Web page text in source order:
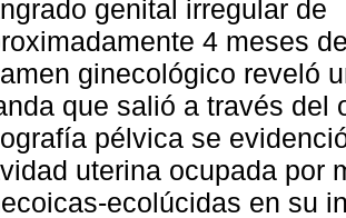
genital irregular de
4 meses
ginecológico reveló
que salió a través del
pélvica se
uterina ocupada por
ecolúcidas en su